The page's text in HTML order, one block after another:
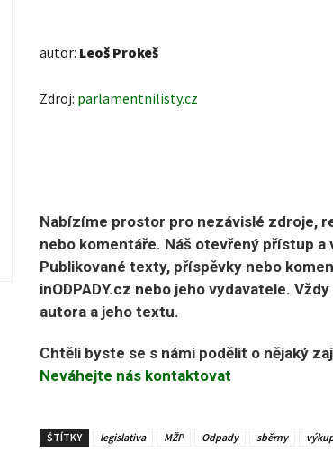
autor: Leoš Prokeš
Zdroj: parlamentnilisty.cz
Nabízíme prostor pro nezávislé zdroje,
nebo komentáře. Náš otevřený přístup
Publikované texty, příspěvky nebo
inODPADY.cz nebo jeho vydavatele.
autora a jeho textu.
Chtěli byste se s námi podělit o nějaký
Neváhejte nás kontaktovat
ŠTÍTKY legislativa MŽP Odpady sběrny